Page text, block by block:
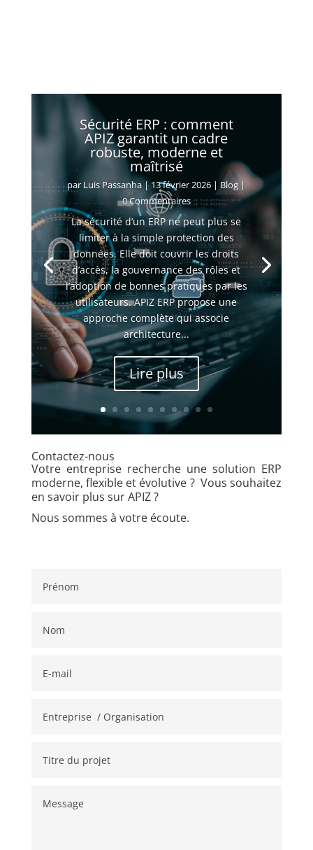
Sécurité ERP : comment
APIZ garantit un cadre
robuste, moderne et
maîtrisé
par Luis Passanha|13 février 2026 |Blog |
0 Commentaires
La sécurité d’un ERP ne peut plus se
limiter à la simple protection des
données. Elle doit couvrir les droits
d’accès, la gouvernance des rôles et
l’adoption de bonnes pratiques par les
utilisateurs. APIZ ERP propose une
approche complète qui associe
architecture...
Lire plus
Contactez-nous
Votre entreprise recherche une solution ERP
moderne, flexible et évolutive ? Vous souhaitez
en savoir plus sur APIZ ?
Nous sommes à votre écoute.